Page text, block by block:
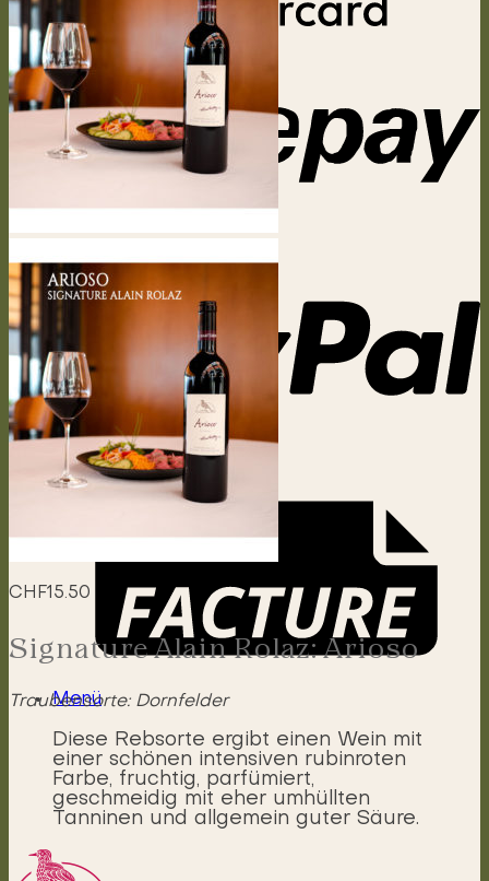
Menü
CHF15.50
Signature Alain Rolaz: Arioso
Traubensorte: Dornfelder
Diese Rebsorte ergibt einen Wein mit
einer schönen intensiven rubinroten
Farbe, fruchtig, parfümiert,
geschmeidig mit eher umhüllten
Tanninen und allgemein guter Säure.